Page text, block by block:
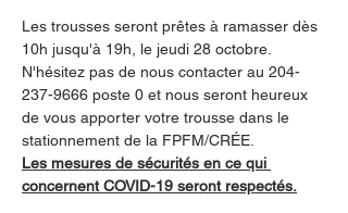
Les trousses seront prêtes à ramasser dès
10h jusqu'à 19h, le jeudi 28 octobre.
N'hésitez pas de nous contacter au 204-
237-9666 poste 0 et nous seront heureux
de vous apporter votre trousse dans le
stationnement de la FPFM/CRÉE.
Les mesures de sécurités en ce qui
concernent COVID-19 seront respectés.